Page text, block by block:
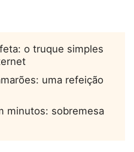
o truque simples
uma refeição
minutos: sobremesa